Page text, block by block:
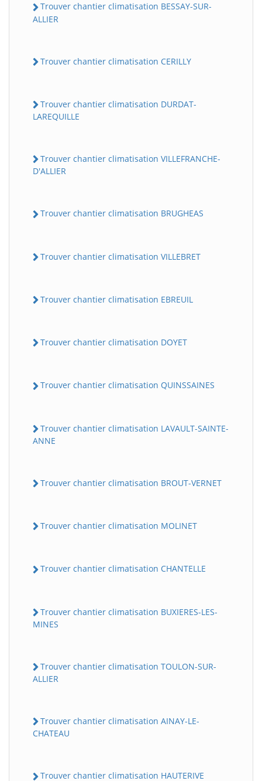
Trouver chantier climatisation BESSAY-SUR-
ALLIER
Trouver chantier climatisation CERILLY
Trouver chantier climatisation DURDAT-
LAREQUILLE
Trouver chantier climatisation VILLEFRANCHE-
D'ALLIER
Trouver chantier climatisation BRUGHEAS
Trouver chantier climatisation VILLEBRET
Trouver chantier climatisation EBREUIL
Trouver chantier climatisation DOYET
Trouver chantier climatisation QUINSSAINES
Trouver chantier climatisation LAVAULT-SAINTE-
ANNE
Trouver chantier climatisation BROUT-VERNET
Trouver chantier climatisation MOLINET
Trouver chantier climatisation CHANTELLE
Trouver chantier climatisation BUXIERES-LES-
MINES
Trouver chantier climatisation TOULON-SUR-
ALLIER
Trouver chantier climatisation AINAY-LE-
CHATEAU
Trouver chantier climatisation HAUTERIVE